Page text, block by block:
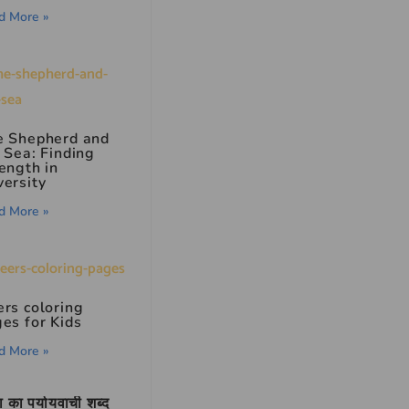
More »
Shepherd and
Finding
in
More »
coloring
for Kids
More »
का पर्यायवाची शब्द